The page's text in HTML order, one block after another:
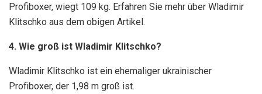
Profiboxer, wiegt 109 kg. Erfahren Sie mehr über Wladimir
Klitschko aus dem obigen Artikel.
4. Wie groß ist Wladimir Klitschko?
Wladimir Klitschko ist ein ehemaliger ukrainischer
Profiboxer, der 1,98 m groß ist.